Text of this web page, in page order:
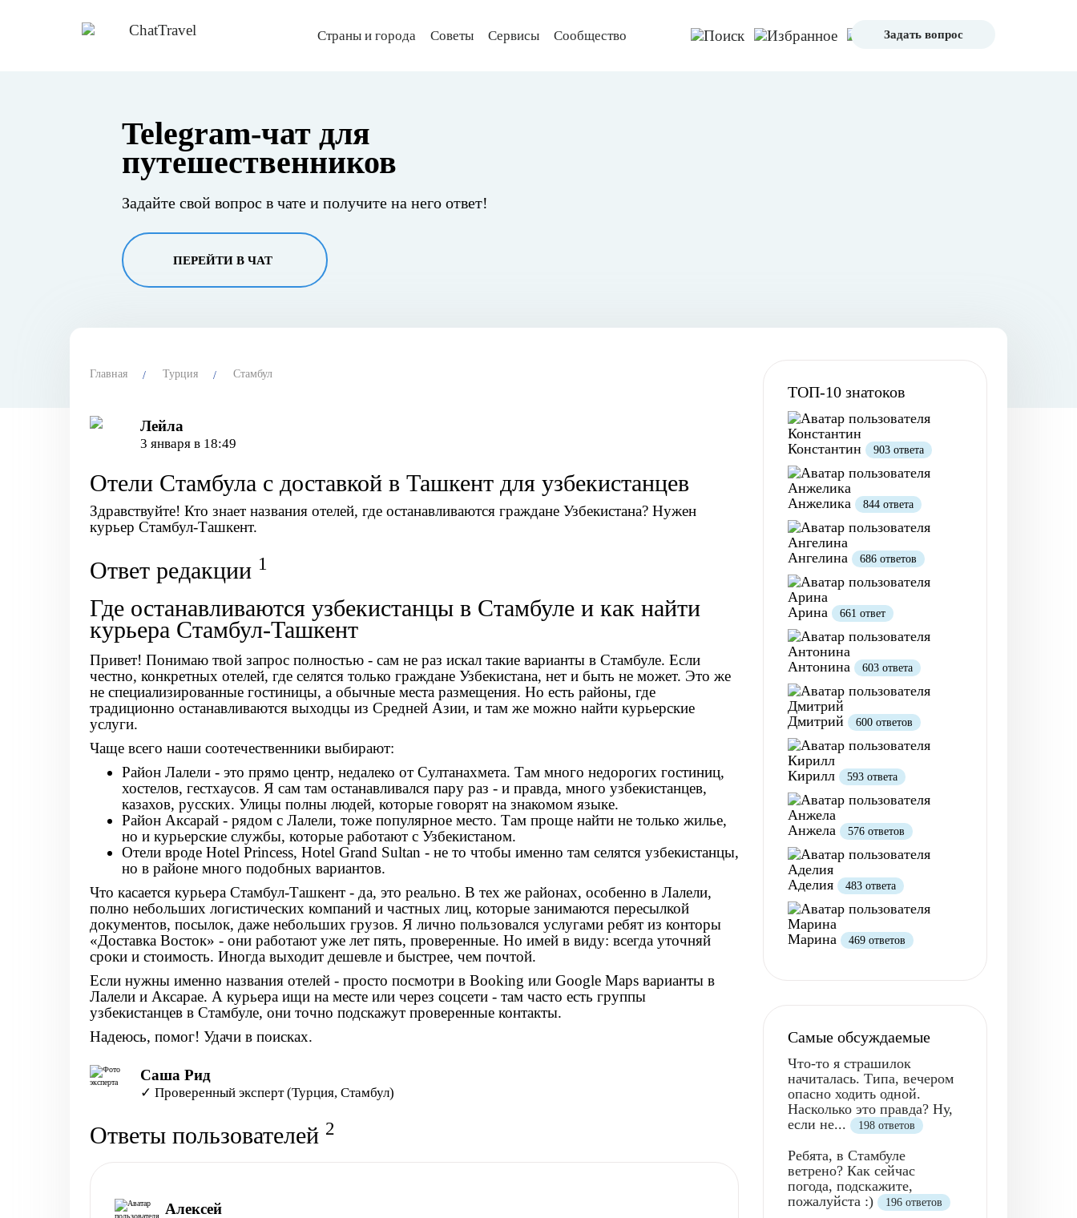
Страны и города Советы Сервисы Сообщество Задать вопрос
Telegram-чат для
путешественников
Задайте свой вопрос в чате и получите на него ответ!
ПЕРЕЙТИ В ЧАТ
Главная Турция Стамбул
Лейла
3 января в 18:49
Отели Стамбула с доставкой в Ташкент для узбекистанцев
Здравствуйте! Кто знает названия отелей, где останавливаются граждане Узбекистана? Нужен
курьер Стамбул-Ташкент.
Ответ редакции 1
Где останавливаются узбекистанцы в Стамбуле и как найти
курьера Стамбул-Ташкент
Привет! Понимаю твой запрос полностью - сам не раз искал такие варианты в Стамбуле. Если
честно, конкретных отелей, где селятся только граждане Узбекистана, нет и быть не может. Это же
не специализированные гостиницы, а обычные места размещения. Но есть районы, где
традиционно останавливаются выходцы из Средней Азии, и там же можно найти курьерские
услуги.
Чаще всего наши соотечественники выбирают:
Район Лалели - это прямо центр, недалеко от Султанахмета. Там много недорогих гостиниц,
хостелов, гестхаусов. Я сам там останавливался пару раз - и правда, много узбекистанцев,
казахов, русских. Улицы полны людей, которые говорят на знакомом языке.
Район Аксарай - рядом с Лалели, тоже популярное место. Там проще найти не только жилье,
но и курьерские службы, которые работают с Узбекистаном.
Отели вроде Hotel Princess, Hotel Grand Sultan - не то чтобы именно там селятся узбекистанцы,
но в районе много подобных вариантов.
Что касается курьера Стамбул-Ташкент - да, это реально. В тех же районах, особенно в Лалели,
полно небольших логистических компаний и частных лиц, которые занимаются пересылкой
документов, посылок, даже небольших грузов. Я лично пользовался услугами ребят из конторы
«Доставка Восток» - они работают уже лет пять, проверенные. Но имей в виду: всегда уточняй
сроки и стоимость. Иногда выходит дешевле и быстрее, чем почтой.
Если нужны именно названия отелей - просто посмотри в Booking или Google Maps варианты в
Лалели и Аксарае. А курьера ищи на месте или через соцсети - там часто есть группы
узбекистанцев в Стамбуле, они точно подскажут проверенные контакты.
Надеюсь, помог! Удачи в поисках.
Саша Рид
✓ Проверенный эксперт (Турция, Стамбул)
Ответы пользователей 2
Алексей
ТОП-10 знатоков
Константин 903 ответа
Анжелика 844 ответа
Ангелина 686 ответов
Арина 661 ответ
Антонина 603 ответа
Дмитрий 600 ответов
Кирилл 593 ответа
Анжела 576 ответов
Аделия 483 ответа
Марина 469 ответов
Самые обсуждаемые
Что-то я страшилок
начиталась. Типа, вечером
опасно ходить одной.
Насколько это правда? Ну,
если не...
198 ответов
Ребята, в Стамбуле
ветрено? Как сейчас
погода, подскажите,
пожалуйста :)
196 ответов